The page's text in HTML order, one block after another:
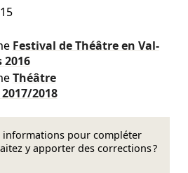
Festival de Théâtre en Val-
2016
Théâtre
2017/2018
informations pour compléter
y apporter des corrections ?